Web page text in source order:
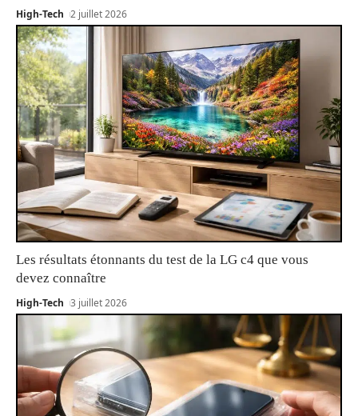
High-Tech 2 juillet 2026
Les résultats étonnants du test de la LG c4 que vous
devez connaître
High-Tech 3 juillet 2026